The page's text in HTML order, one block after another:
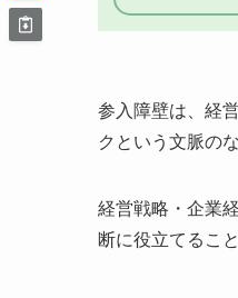
参入障壁は、経
クという文脈の
経営戦略・企業
断に役立てるこ